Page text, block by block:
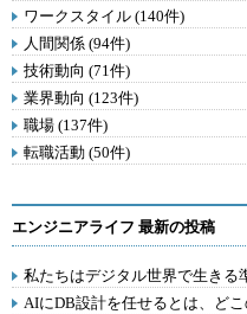
ワークスタイル (140件)
人間関係 (94件)
技術動向 (71件)
業界動向 (123件)
職場 (137件)
転職活動 (50件)
エンジニアライフ 最新の投稿
私たちはデジタル世界で生きる
AIにDB設計を任せるとは、ど